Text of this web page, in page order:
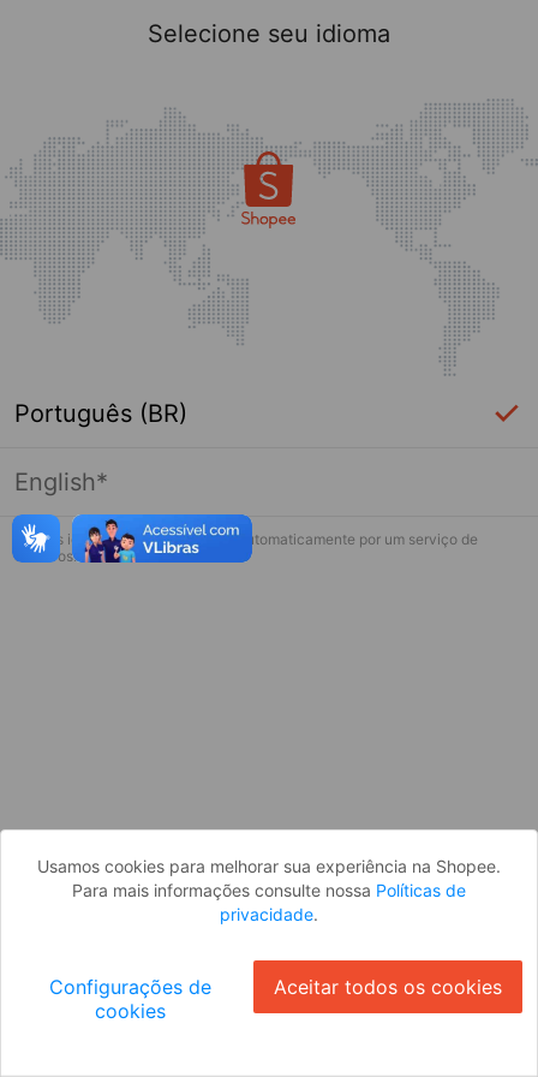
Página indisponível
Desculpe, algo deu errado. Faça login
Selecione seu idioma
Português (BR)
English*
* Esses idiomas serão traduzidos automaticamente por um serviço de
terceiros.
Usamos cookies para melhorar sua experiência na Shopee.
Para mais informações consulte nossa Políticas de
privacidade.
Configurações de
cookies
Aceitar todos os cookies